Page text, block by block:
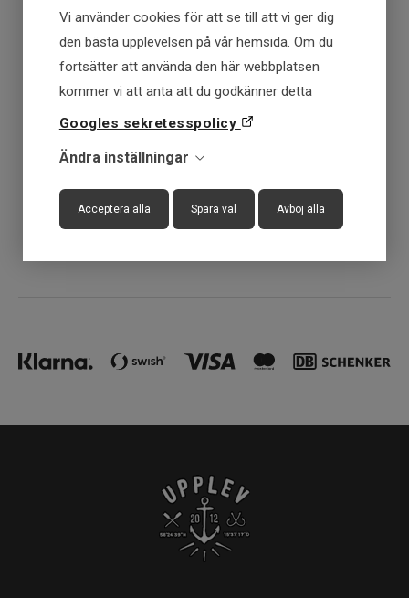
Vi använder cookies för att se till att vi ger dig
den bästa upplevelsen på vår hemsida. Om du
fortsätter att använda den här webbplatsen
kommer vi att anta att du godkänner detta
Googles sekretesspolicy
Ändra inställningar
Acceptera alla Spara val Avböj alla
Fraktfritt över 699 kr
Få först - Betala senare
Snabba leveranser
Fysisk butik